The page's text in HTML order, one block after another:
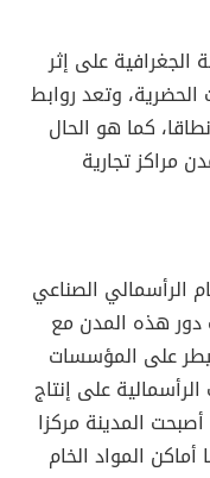
على إثر
وتعد روابط
كما هو الحال
مراكز تجارية
الرأسمالي الصناعي
دور هذه المدن مع
على المؤسسات
على إنتاج
المدينة مركزا
المواد الخام